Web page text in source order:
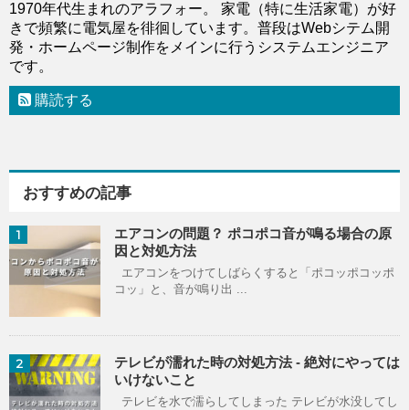
1970年代生まれのアラフォー。 家電（特に生活家電）が好
きで頻繁に電気屋を徘徊しています。普段はWebシテム開
発・ホームページ制作をメインに行うシステムエンジニア
です。
購読する
おすすめの記事
1
エアコンの問題？ ポコポコ音が鳴る場合の原
因と対処方法
エアコンをつけてしばらくすると「ポコッポコッポ
コッ」と、音が鳴り出 ...
2
テレビが濡れた時の対処方法 - 絶対にやっては
いけないこと
テレビを水で濡らしてしまった テレビが水没してし